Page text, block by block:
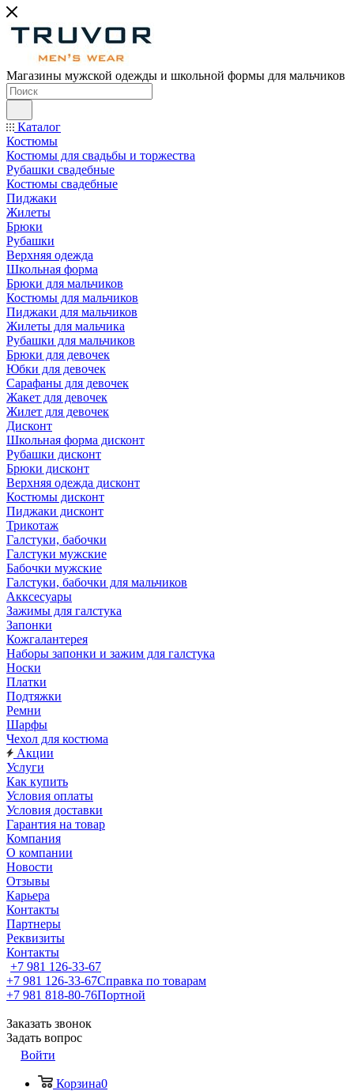
Магазины мужской одежды и школьной формы для мальчиков
Каталог
Костюмы
Костюмы для свадьбы и торжества
Рубашки свадебные
Костюмы свадебные
Пиджаки
Жилеты
Брюки
Рубашки
Верхняя одежда
Школьная форма
Брюки для мальчиков
Костюмы для мальчиков
Пиджаки для мальчиков
Жилеты для мальчика
Рубашки для мальчиков
Брюки для девочек
Юбки для девочек
Сарафаны для девочек
Жакет для девочек
Жилет для девочек
Дисконт
Школьная форма дисконт
Рубашки дисконт
Брюки дисконт
Верхняя одежда дисконт
Костюмы дисконт
Пиджаки дисконт
Трикотаж
Галстуки, бабочки
Галстуки мужские
Бабочки мужские
Галстуки, бабочки для мальчиков
Акксесуары
Зажимы для галстука
Запонки
Кожгалантерея
Наборы запонки и зажим для галстука
Носки
Платки
Подтяжки
Ремни
Шарфы
Чехол для костюма
Акции
Услуги
Как купить
Условия оплаты
Условия доставки
Гарантия на товар
Компания
О компании
Новости
Отзывы
Карьера
Контакты
Партнеры
Реквизиты
Контакты
+7 981 126-33-67
+7 981 126-33-67Справка по товарам
+7 981 818-80-76Портной
Заказать звонок
Задать вопрос
Войти
Корзина0